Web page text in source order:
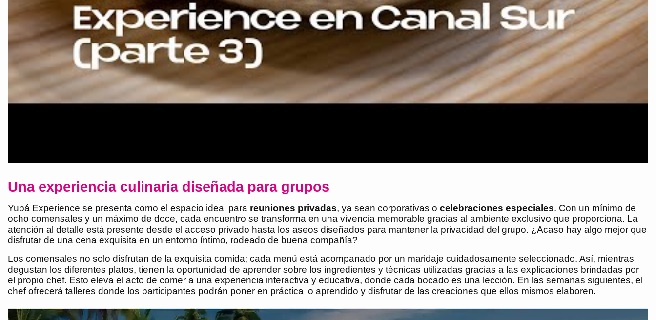
Una experiencia culinaria diseñada para grupos
Yubá Experience se presenta como el espacio ideal para reuniones privadas, ya sean corporativas o celebraciones especiales. Con un mínimo de
ocho comensales y un máximo de doce, cada encuentro se transforma en una vivencia memorable gracias al ambiente exclusivo que proporciona. La
atención al detalle está presente desde el acceso privado hasta los aseos diseñados para mantener la privacidad del grupo. ¿Acaso hay algo mejor que
disfrutar de una cena exquisita en un entorno íntimo, rodeado de buena compañía?
Los comensales no solo disfrutan de la exquisita comida; cada menú está acompañado por un maridaje cuidadosamente seleccionado. Así, mientras
degustan los diferentes platos, tienen la oportunidad de aprender sobre los ingredientes y técnicas utilizadas gracias a las explicaciones brindadas por
el propio chef. Esto eleva el acto de comer a una experiencia interactiva y educativa, donde cada bocado es una lección. En las semanas siguientes, el
chef ofrecerá talleres donde los participantes podrán poner en práctica lo aprendido y disfrutar de las creaciones que ellos mismos elaboren.